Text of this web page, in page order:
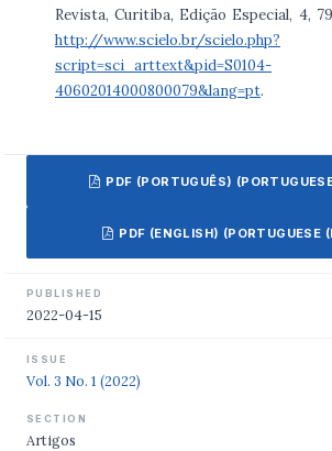
Revista, Curitiba, Edição Especial, 4,
http://www.scielo.br/scielo.php?
script=sci_arttext&pid=S0104-
40602014000800079&lang=pt.
PDF (PORTUGUÊS)
PDF (ENGLISH) (PORTUGUESE
PUBLISHED
2022-04-15
ISSUE
Vol. 3 No. 1 (2022)
SECTION
Artigos